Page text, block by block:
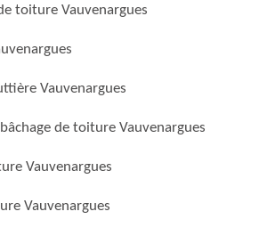
toiture Vauvenargues
Vauvenargues
de toiture Vauvenargues
Vauvenargues
Vauvenargues